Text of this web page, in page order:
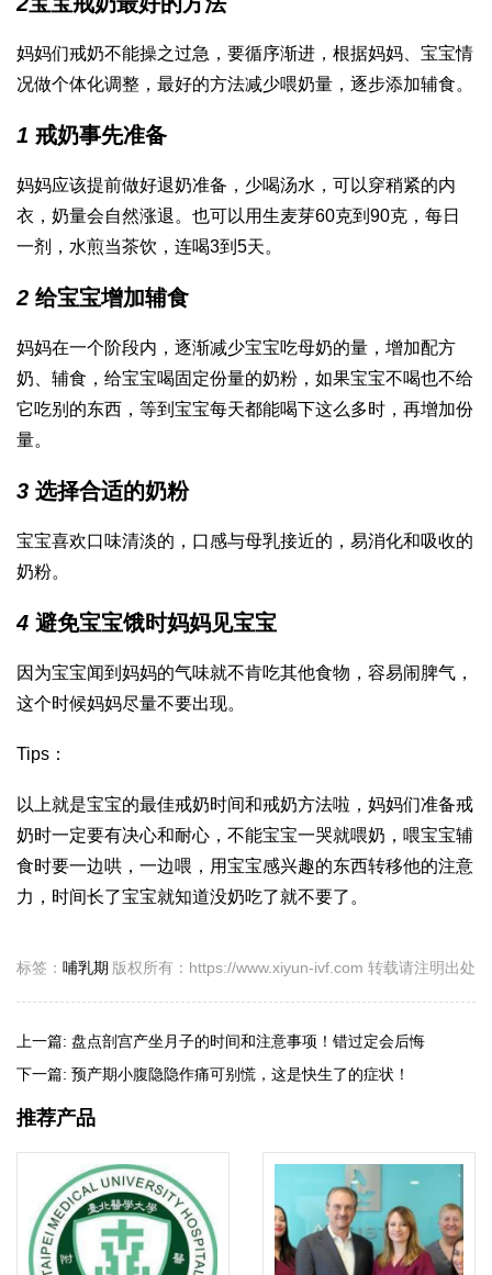
妈妈们戒奶不能操之过急，要循序渐进，根据妈妈、宝宝情
况做个体化调整，最好的方法减少喂奶量，逐步添加辅食。
1 戒奶事先准备
妈妈应该提前做好退奶准备，少喝汤水，可以穿稍紧的内
衣，奶量会自然涨退。也可以用生麦芽60克到90克，每日
一剂，水煎当茶饮，连喝3到5天。
2 给宝宝增加辅食
妈妈在一个阶段内，逐渐减少宝宝吃母奶的量，增加配方
奶、辅食，给宝宝喝固定份量的奶粉，如果宝宝不喝也不给
它吃别的东西，等到宝宝每天都能喝下这么多时，再增加份
量。
3 选择合适的奶粉
宝宝喜欢口味清淡的，口感与母乳接近的，易消化和吸收的
奶粉。
4 避免宝宝饿时妈妈见宝宝
因为宝宝闻到妈妈的气味就不肯吃其他食物，容易闹脾气，
这个时候妈妈尽量不要出现。
Tips：
以上就是宝宝的最佳戒奶时间和戒奶方法啦，妈妈们准备戒
奶时一定要有决心和耐心，不能宝宝一哭就喂奶，喂宝宝辅
食时要一边哄，一边喂，用宝宝感兴趣的东西转移他的注意
力，时间长了宝宝就知道没奶吃了就不要了。
标签： 哺乳期 版权所有：https://www.xiyun-ivf.com 转载请注明出处
上一篇: 盘点剖宫产坐月子的时间和注意事项！错过定会后悔
下一篇: 预产期小腹隐隐作痛可别慌，这是快生了的症状！
推荐产品